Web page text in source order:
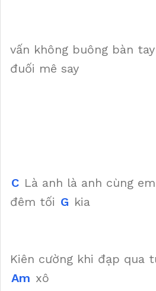
vấn không buông bàn
đuối mê say
C Là anh là anh cùng
đêm tối G kia
Kiên cường khi đạp qua
Am xô